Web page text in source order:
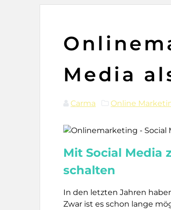
Media
Carma Online
Mit Social Media
schalten
In den letzten Jahren
Zwar ist es schon lange